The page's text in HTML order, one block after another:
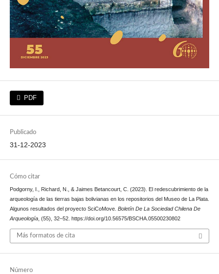
PDF
Publicado
31-12-2023
Cómo citar
Podgorny, I., Richard, N., & Jaimes Betancourt, C. (2023). El redescubrimiento de la
arqueología de las tierras bajas bolivianas en los repositorios del Museo de La Plata.
Algunos resultados del proyecto SciCoMove. Boletín De La Sociedad Chilena De
Arqueología, (55), 32–52. https://doi.org/10.56575/BSCHA.05500230802
Más formatos de cita
Número